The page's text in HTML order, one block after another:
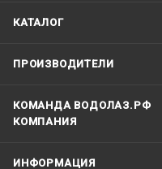
КАТАЛОГ
ПРОИЗВОДИТЕЛИ
КОМАНДА ВОДОЛАЗ.РФ
КОМПАНИЯ
ИНФОРМАЦИЯ